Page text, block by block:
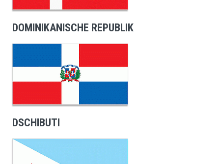
DOMINIKANISCHE REPUBLIK
DSCHIBUTI